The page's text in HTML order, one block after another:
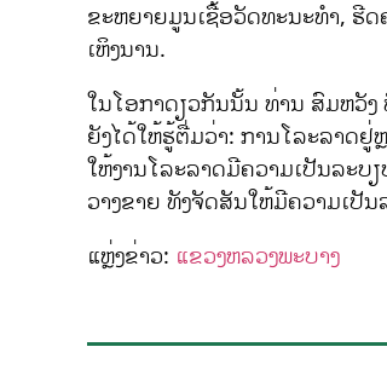
ຂະຫຍາຍມູນເຊື້ອວັດທະນະທຳ, ຮີ
ເຫິງນານ.
ໃນໂອກາດຽວກັນນັ້ນ ທ່ານ ສົມຫວັ
ຍັງໄດ້ໃຫ້ຮູ້ຕື່ມວ່າ: ການໂລະລາດ
ໃຫ້ງານໂລະລາດມີຄວາມເປັນລະບ
ວາງຂາຍ ທັງຈັດສັນໃຫ້ມີຄວາມເປັນ
ແຫຼ່ງຂ່າວ: ແຂວງຫລວງພະບາງ